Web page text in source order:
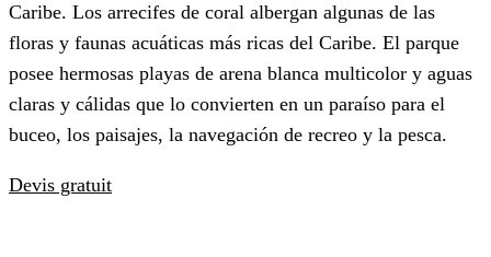
Caribe. Los arrecifes de coral albergan algunas de las
floras y faunas acuáticas más ricas del Caribe. El parque
posee hermosas playas de arena blanca multicolor y aguas
claras y cálidas que lo convierten en un paraíso para el
buceo, los paisajes, la navegación de recreo y la pesca.
Devis gratuit